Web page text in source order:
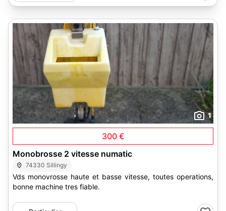
1
300 €
Monobrosse 2 vitesse numatic
74330 Sillingy
Vds monovrosse haute et basse vitesse, toutes operations,
bonne machine tres fiable.